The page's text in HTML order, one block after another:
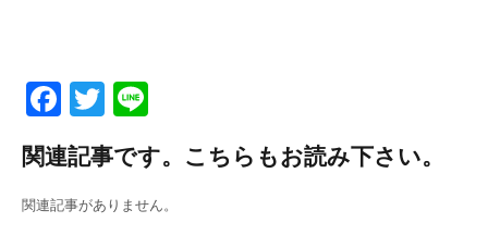
F
a
c
e
T
tt
er
e
関連記事です。こちらもお読み下さい。
関連記事がありません。